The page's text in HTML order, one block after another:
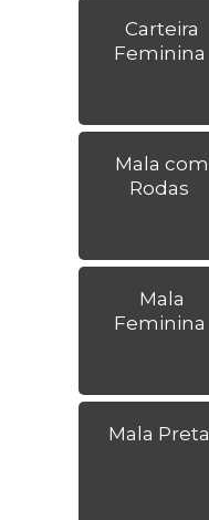
Carteira
Feminina
Mala com
Rodas
Mala
Feminina
Mala Preta